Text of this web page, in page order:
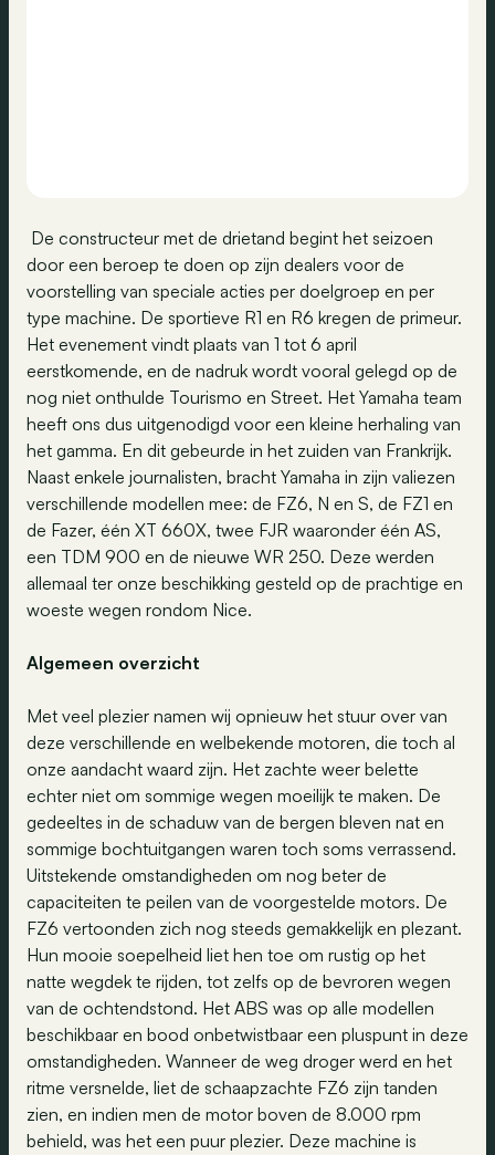
De constructeur met de drietand begint het seizoen
door een beroep te doen op zijn dealers voor de
voorstelling van speciale acties per doelgroep en per
type machine. De sportieve R1 en R6 kregen de primeur.
Het evenement vindt plaats van 1 tot 6 april
eerstkomende, en de nadruk wordt vooral gelegd op de
nog niet onthulde Tourismo en Street. Het Yamaha team
heeft ons dus uitgenodigd voor een kleine herhaling van
het gamma. En dit gebeurde in het zuiden van Frankrijk.
Naast enkele journalisten, bracht Yamaha in zijn valiezen
verschillende modellen mee: de FZ6, N en S, de FZ1 en
de Fazer, één XT 660X, twee FJR waaronder één AS,
een TDM 900 en de nieuwe WR 250. Deze werden
allemaal ter onze beschikking gesteld op de prachtige en
woeste wegen rondom Nice.
Algemeen overzicht
Met veel plezier namen wij opnieuw het stuur over van
deze verschillende en welbekende motoren, die toch al
onze aandacht waard zijn. Het zachte weer belette
echter niet om sommige wegen moeilijk te maken. De
gedeeltes in de schaduw van de bergen bleven nat en
sommige bochtuitgangen waren toch soms verrassend.
Uitstekende omstandigheden om nog beter de
capaciteiten te peilen van de voorgestelde motors. De
FZ6 vertoonden zich nog steeds gemakkelijk en plezant.
Hun mooie soepelheid liet hen toe om rustig op het
natte wegdek te rijden, tot zelfs op de bevroren wegen
van de ochtendstond. Het ABS was op alle modellen
beschikbaar en bood onbetwistbaar een pluspunt in deze
omstandigheden. Wanneer de weg droger werd en het
ritme versnelde, liet de schaapzachte FZ6 zijn tanden
zien, en indien men de motor boven de 8.000 rpm
behield, was het een puur plezier. Deze machine is